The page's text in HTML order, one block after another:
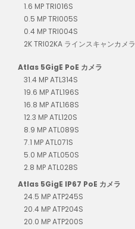
1.6 MP TRI016S
0.5 MP TRI005S
0.4 MP TRI004S
2K TRI02KA ラインスキャンカメラ
Atlas 5GigE PoE カメラ
31.4 MP ATL314S
19.6 MP ATL196S
16.8 MP ATL168S
12.3 MP ATL120S
8.9 MP ATL089S
7.1 MP ATL071S
5.0 MP ATL050S
2.8 MP ATL028S
Atlas 5GigE IP67 PoE カメラ
24.5 MP ATP245S
20.4 MP ATP204S
20.0 MP ATP200S